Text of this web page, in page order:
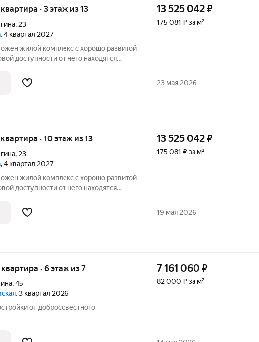
· 3 этаж из 13
, 23
, 4 квартал 2027
жилой комплекс с хорошо развитой
доступности от него находятся
и автозаправочная станция.
13этажных
13 525 042₽
175 081 ₽ за м²
23 мая 2026
· 10 этаж из 13
, 23
, 4 квартал 2027
жилой комплекс с хорошо развитой
доступности от него находятся
и автозаправочная станция.
13этажных
13 525 042₽
175 081 ₽ за м²
19 мая 2026
квартира · 6 этаж из 7
,45
, 3 квартал 2026
от добросовестного
7 161 060 ₽
82 000 ₽ за м²